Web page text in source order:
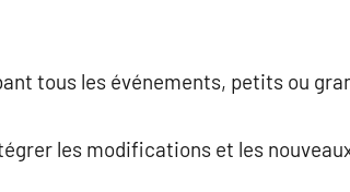
tous les événements, petits ou
les modifications et les